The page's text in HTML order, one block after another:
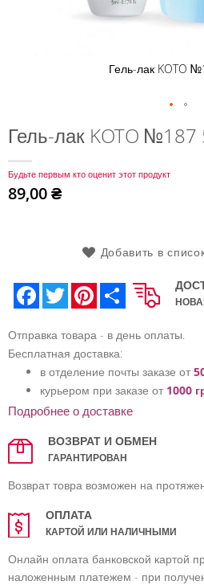
Гель-лак KOTO
к
галереи
изображений
Гель-лак KOTO №187
Будьте первым кто оценит этот продукт
89,00 ₴
Добавить в
Facebook
Twitter PinterestShare
Отправка товара - в день оплаты.
Бесплатная доставка:
в отделение почты заказе от
курьером при заказе от 1000
Подробнее о доставке
ВОЗВРАТ И ОБМЕН
ГАРАНТИРОВАН
Возврат товра возможен на
ОПЛАТА
КАРТОЙ ИЛИ НАЛИЧНЫМИ
Онлайн оплата банковской картой
наложенным платежем - при